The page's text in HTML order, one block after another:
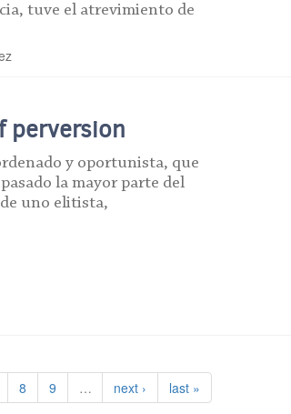
tuve el atrevimiento de
perversion
y oportunista, que
la mayor parte del
uno elitista,
Page
8 Page
9 … Next page
next › Last page
last »